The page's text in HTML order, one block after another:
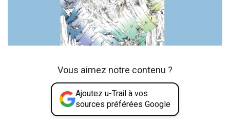
Vous aimez notre contenu ?
Ajoutez u-Trail à vos
sources préférées Google